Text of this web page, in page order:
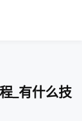
_有什么技